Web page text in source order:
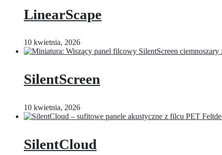
LinearScape
10 kwietnia, 2026
SilentScreen
10 kwietnia, 2026
SilentCloud